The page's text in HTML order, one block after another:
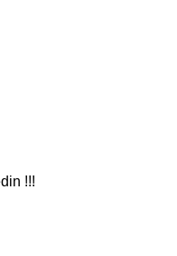
!!!